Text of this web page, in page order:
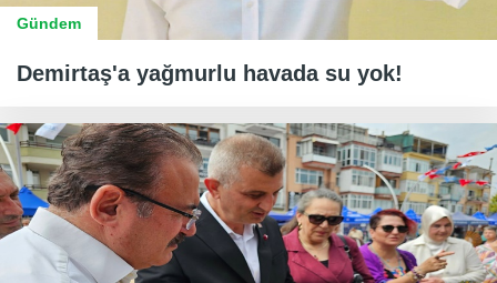
Gündem
Demirtaş'a yağmurlu havada su yok!